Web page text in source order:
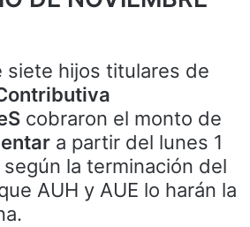
siete hijos titulares de
cobraron el monto de
a partir del lunes 1
la terminación del
AUH y AUE lo harán la